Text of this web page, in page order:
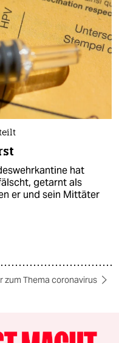
hat
getarnt als
er und sein Mittäter
zum Thema coronavirus